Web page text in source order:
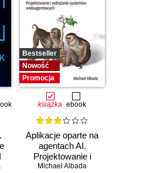
Bestseller
Nowość
Promocja
książka ebook
Aplikacje oparte na
agentach AI.
Projektowanie i
wdrażanie
Michael Albada